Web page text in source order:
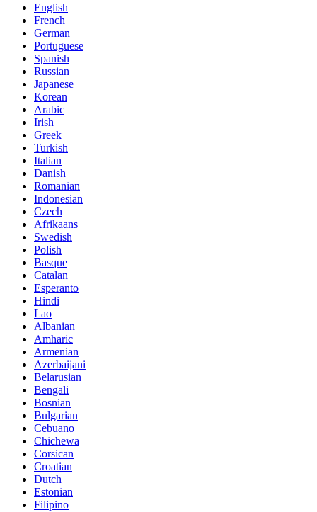
English
French
German
Portuguese
Spanish
Russian
Japanese
Korean
Arabic
Irish
Greek
Turkish
Italian
Danish
Romanian
Indonesian
Czech
Afrikaans
Swedish
Polish
Basque
Catalan
Esperanto
Hindi
Lao
Albanian
Amharic
Armenian
Azerbaijani
Belarusian
Bengali
Bosnian
Bulgarian
Cebuano
Chichewa
Corsican
Croatian
Dutch
Estonian
Filipino